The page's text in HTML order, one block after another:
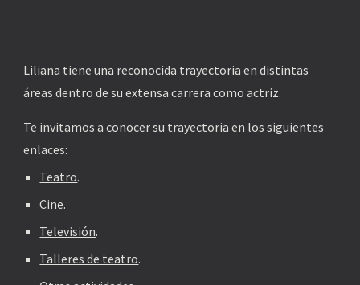
Liliana tiene una reconocida trayectoria en distintas
áreas dentro de su extensa carrera como actriz.
Te invitamos a conocer su trayectoria en los siguientes
enlaces:
Teatro.
Cine.
Televisión.
Talleres de teatro.